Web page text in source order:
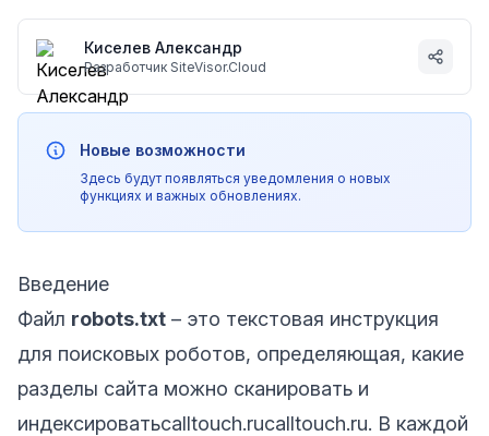
Введение
Файл robots.txt – это текстовая инструкция
для поисковых роботов, определяющая, какие
разделы сайта можно сканировать и
индексироватьcalltouch.rucalltouch.ru. В каждой
Киселев Александр
Разработчик SiteVisor.Cloud
Новые возможности
Здесь будут появляться уведомления о новых
функциях и важных обновлениях.